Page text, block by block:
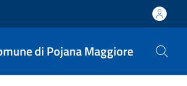
di Pojana Maggiore